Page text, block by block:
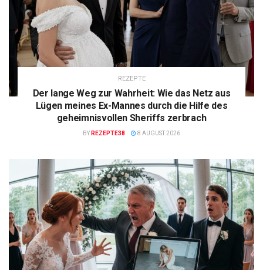
REZEPTE
Der lange Weg zur Wahrheit: Wie das Netz aus
Lügen meines Ex-Mannes durch die Hilfe des
geheimnisvollen Sheriffs zerbrach
BY REZEPTE38 8 AUGUST 2026